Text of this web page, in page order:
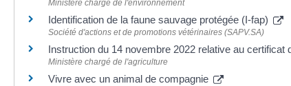
Ministère chargé de l'environnement
Identification de la faune sauvage protégée (I-fap)
Société d'actions et de promotions vétérinaires (SAPV.SA)
Instruction du 14 novembre 2022 relative au certificat
Ministère chargé de l'agriculture
Vivre avec un animal de compagnie